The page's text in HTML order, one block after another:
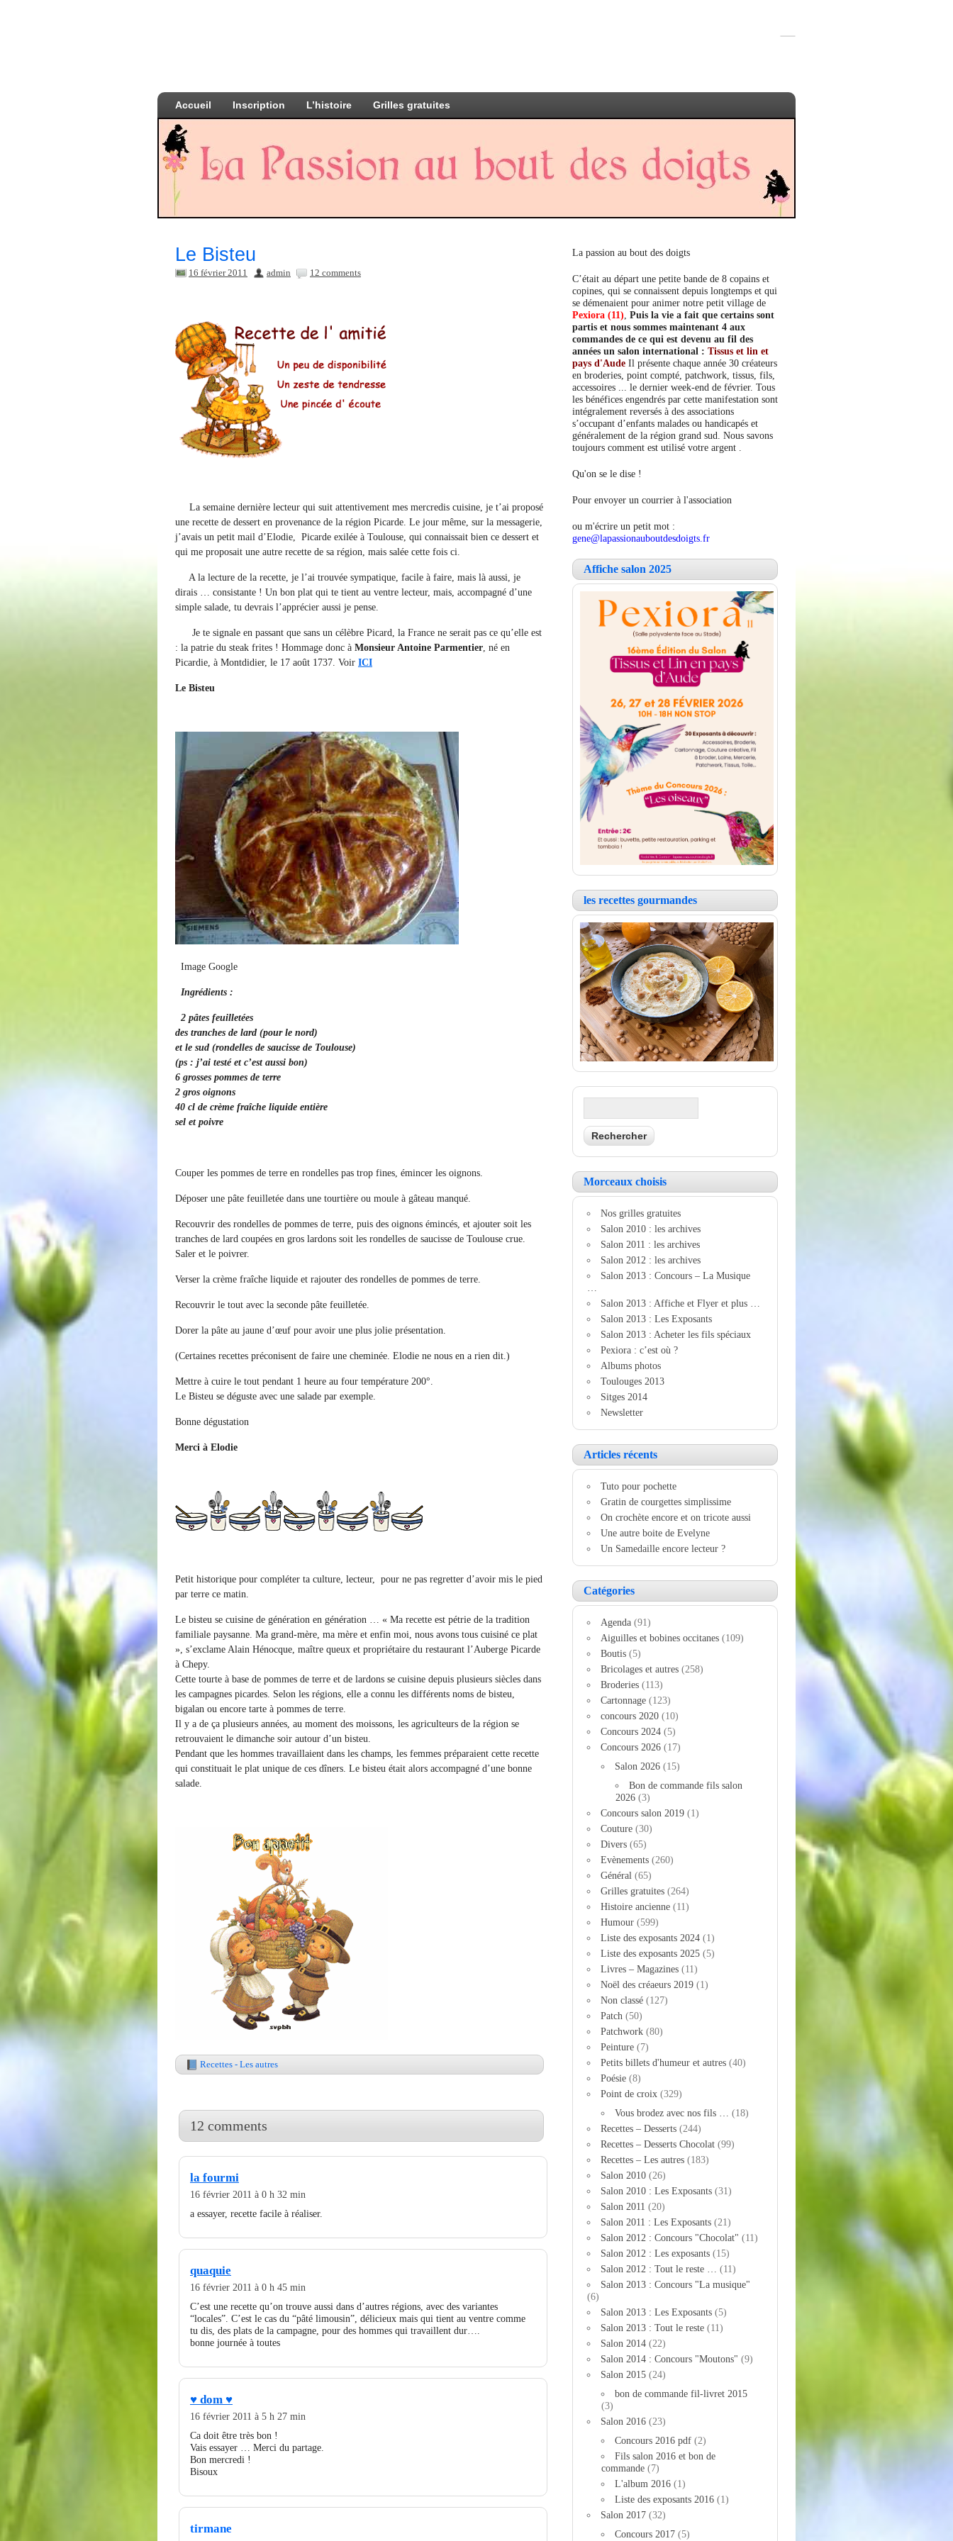
Accueil Inscription L’histoire Grilles gratuites
Le Bisteu
16 février 2011 admin 12 comments
La semaine dernière lecteur qui suit attentivement mes mercredis cuisine, je t’ai proposé
une recette de dessert en provenance de la région Picarde. Le jour même, sur la messagerie,
j’avais un petit mail d’Elodie, Picarde exilée à Toulouse, qui connaissait bien ce dessert et
qui me proposait une autre recette de sa région, mais salée cette fois ci.
A la lecture de la recette, je l’ai trouvée sympatique, facile à faire, mais là aussi, je
dirais … consistante ! Un bon plat qui te tient au ventre lecteur, mais, accompagné d’une
simple salade, tu devrais l’apprécier aussi je pense.
Je te signale en passant que sans un célèbre Picard, la France ne serait pas ce qu’elle est
: la patrie du steak frites ! Hommage donc à Monsieur Antoine Parmentier , né en
Picardie, à Montdidier, le 17 août 1737. Voir ICI
Le Bisteu
Image Google
Ingrédients :
2 pâtes feuilletées
des tranches de lard (pour le nord)
et le sud (rondelles de saucisse de Toulouse)
(ps : j’ai testé et c’est aussi bon)
6 grosses pommes de terre
2 gros oignons
40 cl de crème fraîche liquide entière
sel et poivre
Couper les pommes de terre en rondelles pas trop fines, émincer les oignons.
Déposer une pâte feuilletée dans une tourtière ou moule à gâteau manqué.
Recouvrir des rondelles de pommes de terre, puis des oignons émincés, et ajouter soit les
tranches de lard coupées en gros lardons soit les rondelles de saucisse de Toulouse crue.
Saler et le poivrer.
Verser la crème fraîche liquide et rajouter des rondelles de pommes de terre.
Recouvrir le tout avec la seconde pâte feuilletée.
Dorer la pâte au jaune d’œuf pour avoir une plus jolie présentation.
(Certaines recettes préconisent de faire une cheminée. Elodie ne nous en a rien dit.)
Mettre à cuire le tout pendant 1 heure au four température 200°.
Le Bisteu se déguste avec une salade par exemple.
Bonne dégustation
Merci à Elodie
Petit historique pour compléter ta culture, lecteur, pour ne pas regretter d’avoir mis le pied
par terre ce matin.
Le bisteu se cuisine de génération en génération … « Ma recette est pétrie de la tradition
familiale paysanne. Ma grand-mère, ma mère et enfin moi, nous avons tous cuisiné ce plat
», s’exclame Alain Hénocque, maître queux et propriétaire du restaurant l’Auberge Picarde
à Chepy.
Cette tourte à base de pommes de terre et de lardons se cuisine depuis plusieurs siècles dans
les campagnes picardes. Selon les régions, elle a connu les différents noms de bisteu,
bigalan ou encore tarte à pommes de terre.
Il y a de ça plusieurs années, au moment des moissons, les agriculteurs de la région se
retrouvaient le dimanche soir autour d’un bisteu.
Pendant que les hommes travaillaient dans les champs, les femmes préparaient cette recette
qui constituait le plat unique de ces dîners. Le bisteu était alors accompagné d’une bonne
salade.
Recettes - Les autres
12 comments
la fourmi
16 février 2011 à 0 h 32 min
a essayer, recette facile à réaliser.
quaquie
16 février 2011 à 0 h 45 min
C’est une recette qu’on trouve aussi dans d’autres régions, avec des variantes
“locales”. C’est le cas du “pâté limousin”, délicieux mais qui tient au ventre comme
tu dis, des plats de la campagne, pour des hommes qui travaillent dur….
bonne journée à toutes
♥ dom ♥
16 février 2011 à 5 h 27 min
Ca doit être très bon !
Vais essayer … Merci du partage.
Bon mercredi !
Bisoux
tirmane
La passion au bout des doigts
C’était au départ une petite bande de 8 copains et
copines, qui se connaissent depuis longtemps et qui
se démenaient pour animer notre petit village de
Pexiora (11) Puis la vie a fait que certains sont
partis et nous sommes maintenant 4 aux
commandes de ce qui est devenu au fil des
années un salon international : Tissus et lin et
pays d'Aude Il présente chaque année 30 créateurs
en broderies, point compté, patchwork, tissus, fils,
accessoires ... le dernier week-end de février. Tous
les bénéfices engendrés par cette manifestation sont
intégralement reversés à des associations
s’occupant d’enfants malades ou handicapés et
généralement de la région grand sud. Nous savons
toujours comment est utilisé votre argent .
Qu'on se le dise !
Pour envoyer un courrier à l'association
ou m'écrire un petit mot :
gene@lapassionauboutdesdoigts.fr
Affiche salon 2025
les recettes gourmandes
Morceaux choisis
Nos grilles gratuites
Salon 2010 : les archives
Salon 2011 : les archives
Salon 2012 : les archives
Salon 2013 : Concours – La Musique
Salon 2013 : Affiche et Flyer et plus …
Salon 2013 : Les Exposants
Salon 2013 : Acheter les fils spéciaux
Pexiora : c’est où ?
Albums photos
Toulouges 2013
Sitges 2014
Newsletter
Articles récents
Tuto pour pochette
Gratin de courgettes simplissime
On crochète encore et on tricote aussi
Une autre boite de Evelyne
Un Samedaille encore lecteur ?
Catégories
Agenda (91)
Aiguilles et bobines occitanes (109)
Boutis (5)
Bricolages et autres (258)
Broderies (113)
Cartonnage (123)
concours 2020 (10)
Concours 2024 (5)
Concours 2026 (17)
Salon 2026 (15)
Bon de commande fils salon
2026 (3)
Concours salon 2019 (1)
Couture (30)
Divers (65)
Evènements (260)
Général (65)
Grilles gratuites (264)
Histoire ancienne (11)
Humour (599)
Liste des exposants 2024 (1)
Liste des exposants 2025 (5)
Livres – Magazines (11)
Noël des créaeurs 2019 (1)
Non classé (127)
Patch (50)
Patchwork (80)
Peinture (7)
Petits billets d'humeur et autres (40)
Poésie (8)
Point de croix (329)
Vous brodez avec nos fils …
(18)
Recettes – Desserts (244)
Recettes – Desserts Chocolat (99)
Recettes – Les autres (183)
Salon 2010 (26)
Salon 2010 : Les Exposants (31)
Salon 2011 (20)
Salon 2011 : Les Exposants (21)
Salon 2012 : Concours "Chocolat" (11)
Salon 2012 : Les exposants (15)
Salon 2012 : Tout le reste …
(11)
Salon 2013 : Concours "La musique"
(6)
Salon 2013 : Les Exposants (5)
Salon 2013 : Tout le reste (11)
Salon 2014 (22)
Salon 2014 : Concours "Moutons" (9)
Salon 2015 (24)
bon de commande fil-livret 2015
(3)
Salon 2016 (23)
Concours 2016 pdf (2)
Fils salon 2016 et bon de
commande (7)
L'album 2016 (1)
Liste des exposants 2016 (1)
Salon 2017 (32)
Concours 2017 (5)